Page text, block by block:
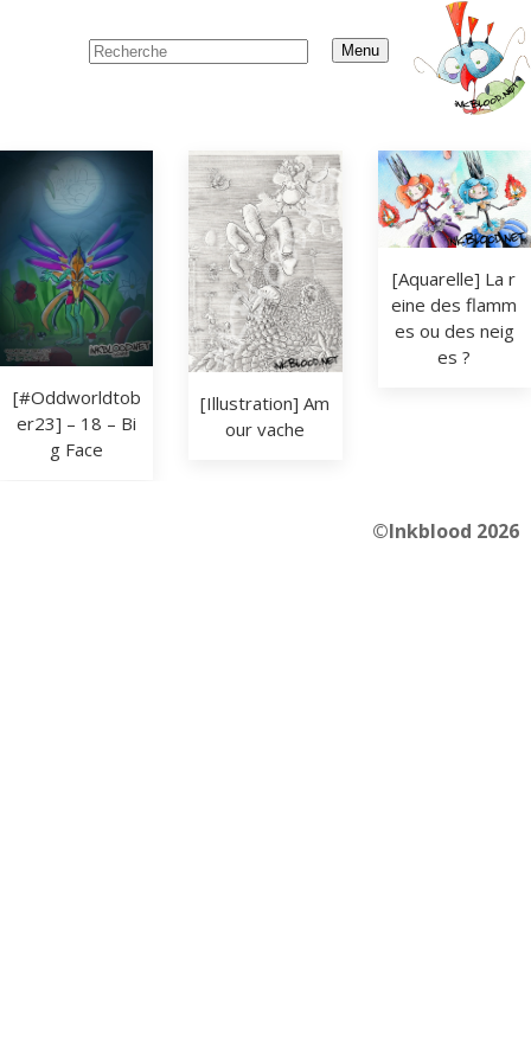
Menu
[#Oddworldtob
er23] – 18 – Bi
g Face
[Illustration] Am
our vache
[Aquarelle] La r
eine des flamm
es ou des neig
es ?
©Inkblood 2026